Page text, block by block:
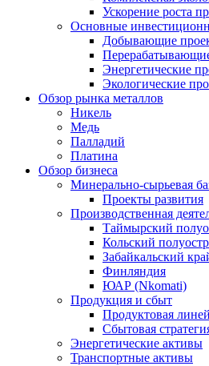
Ускорение роста
Основные
Добывающие
Энергетические
Экологические
Обзор рынка металлов
Никель
Медь
Палладий
Платина
Обзор бизнеса
Минерально-сырьевая
Проекты развития
Производственная
Таймырский
Кольский
Забайкальский
Финляндия
ЮАР (Nkomati)
Продукция и сбыт
Продуктовая
Сбытовая
Энергетические активы
Транспортные активы